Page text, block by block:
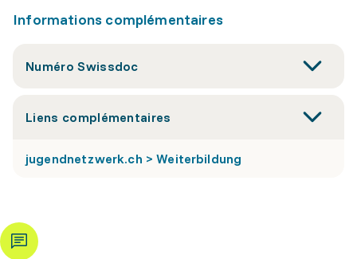
Informations complémentaires
Numéro Swissdoc
Liens complémentaires
jugendnetzwerk.ch > Weiterbildung